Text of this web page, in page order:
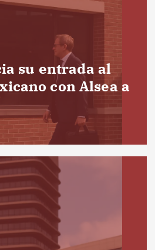
su entrada al
con Alsea a